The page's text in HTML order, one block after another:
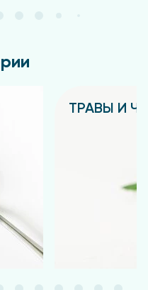
компонентов,
ТРАВЫ И